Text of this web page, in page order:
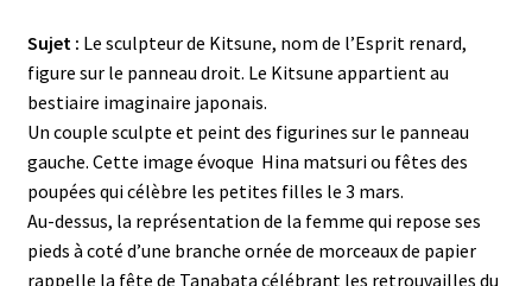
Sujet : Le sculpteur de Kitsune, nom de l’Esprit renard,
figure sur le panneau droit. Le Kitsune appartient au
bestiaire imaginaire japonais.
Un couple sculpte et peint des figurines sur le panneau
gauche. Cette image évoque Hina matsuri ou fêtes des
poupées qui célèbre les petites filles le 3 mars.
Au-dessus, la représentation de la femme qui repose ses
pieds à coté d’une branche ornée de morceaux de papier
rappelle la fête de Tanabata célébrant les retrouvailles du